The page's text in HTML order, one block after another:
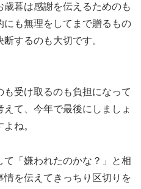
暮は感謝を伝えるためのも
も無理をしてまで贈るもの
するのも大切です。
受け取るのも負担になって
て、今年で最後にしましょ
ね。
「嫌われたのかな？」と相
を伝えてきっちり区切りを